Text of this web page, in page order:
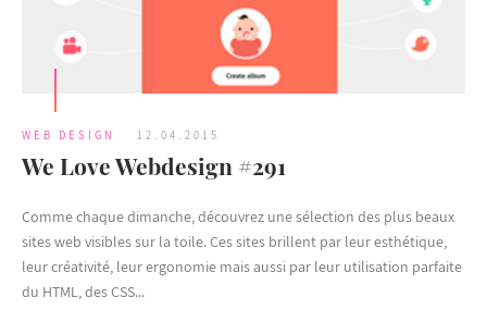
WEB DESIGN 12.04.2015
We Love Webdesign #291
Comme chaque dimanche, découvrez une sélection des plus beaux
sites web visibles sur la toile. Ces sites brillent par leur esthétique,
leur créativité, leur ergonomie mais aussi par leur utilisation parfaite
du HTML, des CSS...